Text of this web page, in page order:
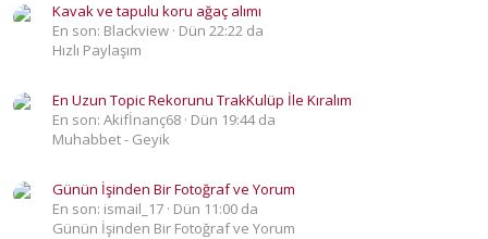
Kavak ve tapulu koru ağaç alımı
En son: Blackview Dün 22:22 da
Hızlı Paylaşım
En Uzun Topic Rekorunu TrakKulüp İle Kıralım
En son: Akifİnanç68 Dün 19:44 da
Muhabbet - Geyik
Günün İşinden Bir Fotoğraf ve Yorum
En son: ismail_17 Dün 11:00 da
Günün İşinden Bir Fotoğraf ve Yorum